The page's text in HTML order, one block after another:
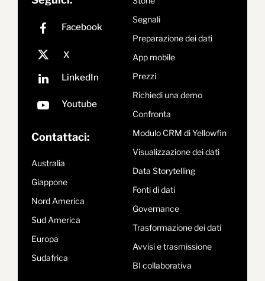
Contattaci:
Australia
Giappone
Nord America
Sud America
Europa
Sudafrica
Segnali
Preparazione dei dati
App mobile
Prezzi
Richiedi una demo
Confronta
Modulo CRM di Yellowfin
Visualizzazione dei dati
Data Storytelling
Fonti di dati
Governance
Trasformazione dei dati
Avvisi e trasmissione
BI collaborativa